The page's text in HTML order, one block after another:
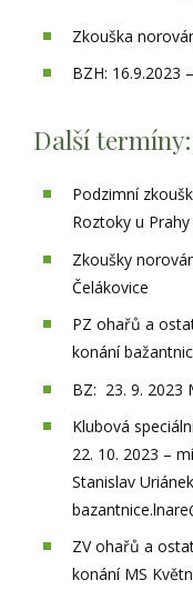
Zkouška
BZH: 16.9.2023
Další termíny:
Podzimní
Roztoky u Prahy
Zkoušky
Čelákovice
PZ ohařů a
konání
BZ: 23. 9. 2023
Klubová
22. 10. 2023 –
Stanislav
ZV ohařů a
konání MS